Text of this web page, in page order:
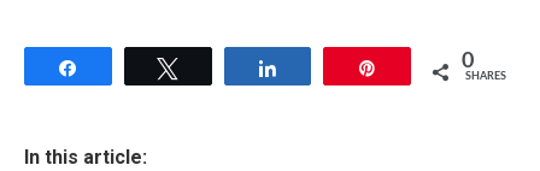
0
SHARES
In this article: